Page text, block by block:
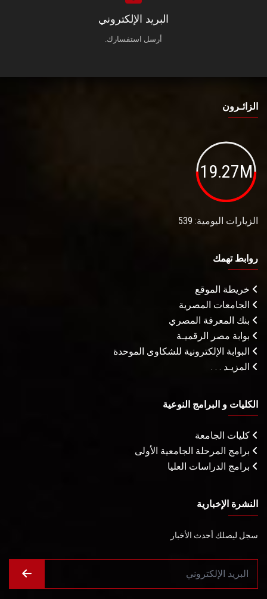
البريد الإلكتروني
أرسل استفسارك.
الزائـرون
19.27M
الزيارات اليومية: 539
روابط تهمك
خريطة الموقع
الجامعات المصرية
بنك المعرفة المصري
بوابة مصر الرقميـة
البوابة الإلكترونية للشكاوى الموحدة
المزيـد . . .
الكليات و البرامج النوعية
كليات الجامعة
برامج المرحلة الجامعية الأولى
برامج الدراسات العليا
النشرة الإخبارية
سجل ليصلك أحدث الأخبار